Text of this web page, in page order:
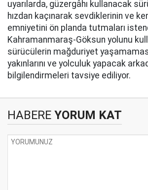
uyarılarda, güzergâhı kullanacak
hızdan kaçınarak sevdiklerinin ve
emniyetini ön planda tutmaları
Kahramanmaraş-Göksun yolunu
sürücülerin mağduriyet
yakınlarını ve yolculuk yapacak
bilgilendirmeleri tavsiye ediliyor.
HABERE YORUM KAT